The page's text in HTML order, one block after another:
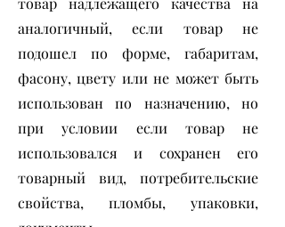
аналогичный, если товар не
подошел по форме, габаритам,
фасону, цвету или не может быть
использован по назначению, но
при условии если товар не
использовался и сохранен его
товарный вид, потребительские
свойства, пломбы, упаковки,